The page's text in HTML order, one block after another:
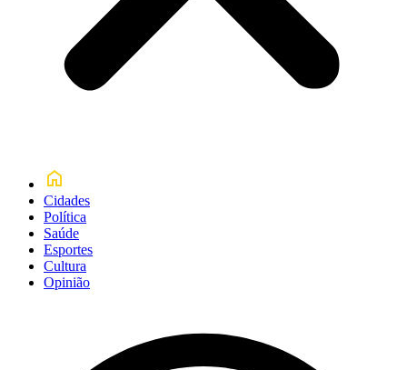
Cidades
Política
Saúde
Esportes
Cultura
Opinião